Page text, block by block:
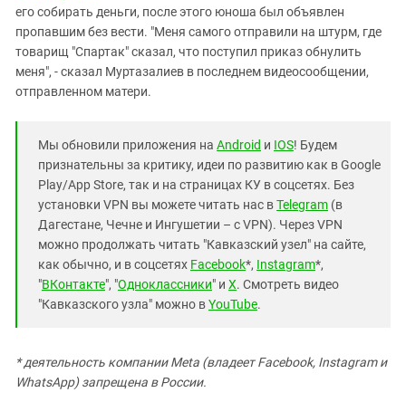
его собирать деньги, после этого юноша был объявлен
пропавшим без вести. "Меня самого отправили на штурм, где
товарищ "Спартак" сказал, что поступил приказ обнулить
меня", - сказал Муртазалиев в последнем видеосообщении,
отправленном матери.
Мы обновили приложения на Android и IOS! Будем
признательны за критику, идеи по развитию как в Google
Play/App Store, так и на страницах КУ в соцсетях. Без
установки VPN вы можете читать нас вTelegram (в
Дагестане, Чечне и Ингушетии – с VPN). Через VPN
можно продолжать читать "Кавказский узел" на сайте,
как обычно, и в соцсетях Facebook*, Instagram*,
"ВКонтакте", "Одноклассники" и X. Смотреть видео
"Кавказского узла" можно вYouTube.
* деятельность компании Meta (владеет Facebook, Instagram и
WhatsApp) запрещена в России.